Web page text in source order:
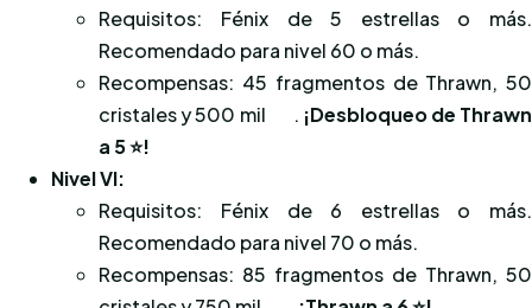
Requisitos: Fénix de 5 estrellas o más.
Recomendado para nivel 60 o más.
Recompensas: 45 fragmentos de Thrawn, 50
cristales y 500 mil
. ¡Desbloqueo de Thrawn
a 5⭐!
Nivel VI:
Requisitos: Fénix de 6 estrellas o más.
Recomendado para nivel 70 o más.
Recompensas: 85 fragmentos de Thrawn, 50